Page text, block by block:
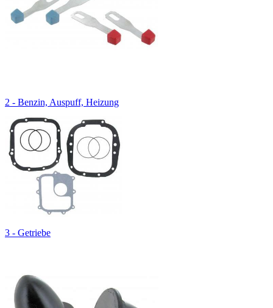
2 - Benzin, Auspuff, Heizung
3 - Getriebe